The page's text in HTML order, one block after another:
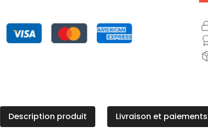
Description produit Livraison et paiements